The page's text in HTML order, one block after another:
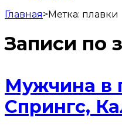
Главная>Метка: плавки
Записи по
Мужчина в
Спрингс,